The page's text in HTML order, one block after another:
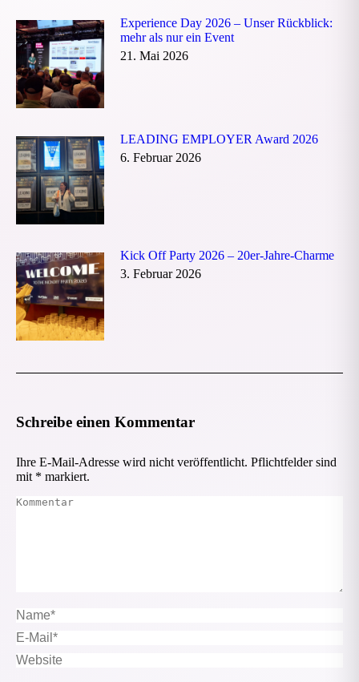
Experience Day 2026 – Unser Rückblick:
mehr als nur ein Event
21. Mai 2026
LEADING EMPLOYER Award 2026
6. Februar 2026
Kick Off Party 2026 – 20er-Jahre-Charme
3. Februar 2026
Schreibe einen Kommentar
Ihre E-Mail-Adresse wird nicht veröffentlicht. Pflichtfelder sind
mit * markiert.
Kommentar
Name *
E-Mail *
Website